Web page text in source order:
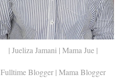
| Jueliza Jamani | Mama Jue |
Fulltime Blogger | Mama Blogger